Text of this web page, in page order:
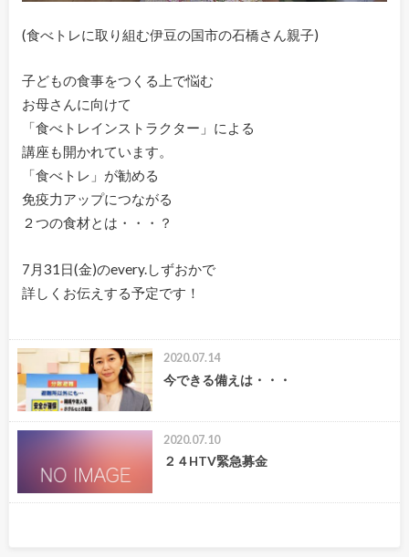
(食べトレに取り組む伊豆の国市の石橋さん親子)
子どもの食事をつくる上で悩む
お母さんに向けて
「食べトレインストラクター」による
講座も開かれています。
「食べトレ」が勧める
免疫力アップにつながる
２つの食材とは・・・？
7月31日(金)のevery.しずおかで
詳しくお伝えする予定です！
2020.07.14
今できる備えは・・・
2020.07.10
２４HTV緊急募金